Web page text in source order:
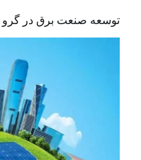
توسعه صنعت برق در گرو ۱۵میلیارد یورو